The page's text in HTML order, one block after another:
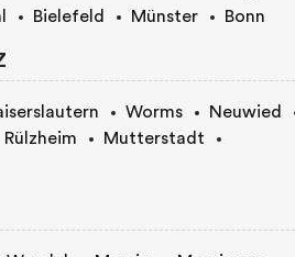
Bielefeld Münster Bonn
Worms
Neuwied
Rülzheim
Mutterstadt